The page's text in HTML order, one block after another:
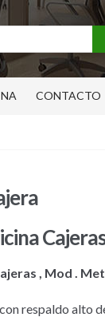
CONTACTO
, Mod .
con respaldo alto